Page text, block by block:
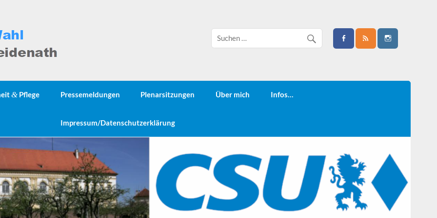
& Pflege Pressemeldungen Plenarsitzungen Über mich Infos…
Impressum/Datenschutzerklärung